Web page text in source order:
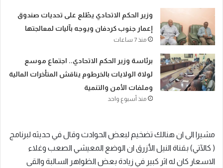
​وزير الحكم الاتحادي يطّلع على تحديات صندوق
إعمار جنوب كردفان ويوجه بآليات لمعالجتها
منذ 7 ساعات
​برئاسة وزير الحكم الاتحادي.. اجتماع موسع
لولاة الولايات بالخرطوم يناقش المتأخرات المالية
وملفات الأمن والتنمية
منذ أسبوع واحد
مشيرا الى ان هنالك تضخيم لبعض الحوادث وقال في حديثه لبرنامج
( كالآتي) بقناة النيل الأزرق ان الوضع المعيشي الصعب وغلاء
الاسعار كان له اثر كبير في زيادة بعض الظواهر السالبة والقى